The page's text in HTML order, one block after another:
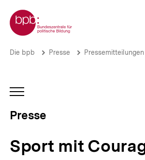
zum
Seiteninhalt
springen
Zur Startseite der bpb
Sport
Presse
Brotkrümelnavigation
Pfadnavigation
Die bpb Presse Pressemitteilungen
INHALTSNAVIGATION
Presse
Sport mit